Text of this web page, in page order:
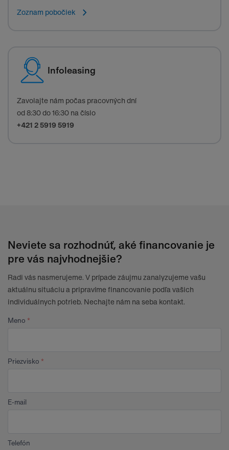
Zoznam pobočiek
Infoleasing
Zavolajte nám počas pracovných dní
od 8:30 do 16:30 na číslo
+421 2 5919 5919
Neviete sa rozhodnúť, aké financovanie je
pre vás najvhodnejšie?
Radi vás nasmerujeme. V prípade záujmu zanalyzujeme vašu
aktuálnu situáciu a pripravíme financovanie podľa vašich
individuálnych potrieb. Nechajte nám na seba kontakt.
Meno
Priezvisko
E-mail
Telefón